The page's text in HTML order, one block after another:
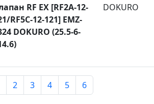
[1924]
[21]
[1]
[51]
[107]
[101]
RF EX [RF2A-12-
RF5C-12-121] EMZ-
DOKURO (25.5-6-
DOKURO
2 3 4 5 6